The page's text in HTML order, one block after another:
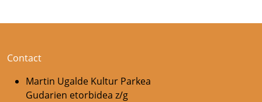
Contact
Martin Ugalde Kultur Parkea
Gudarien etorbidea z/g